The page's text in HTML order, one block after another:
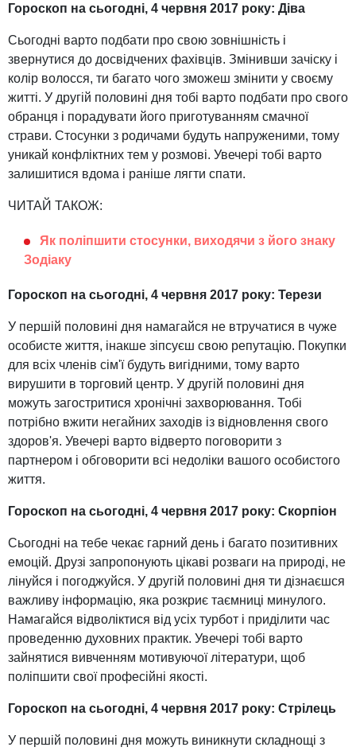
Гороскоп на сьогодні, 4 червня 2017 року: Діва
Сьогодні варто подбати про свою зовнішність і
звернутися до досвідчених фахівців. Змінивши зачіску і
колір волосся, ти багато чого зможеш змінити у своєму
житті. У другій половині дня тобі варто подбати про свого
обранця і порадувати його приготуванням смачної
страви. Стосунки з родичами будуть напруженими, тому
уникай конфліктних тем у розмові. Увечері тобі варто
залишитися вдома і раніше лягти спати.
ЧИТАЙ ТАКОЖ:
Як поліпшити стосунки, виходячи з його знаку
Зодіаку
Гороскоп на сьогодні, 4 червня 2017 року: Терези
У першій половині дня намагайся не втручатися в чуже
особисте життя, інакше зіпсуєш свою репутацію. Покупки
для всіх членів сім'ї будуть вигідними, тому варто
вирушити в торговий центр. У другій половині дня
можуть загостритися хронічні захворювання. Тобі
потрібно вжити негайних заходів із відновлення свого
здоров'я. Увечері варто відверто поговорити з
партнером і обговорити всі недоліки вашого особистого
життя.
Гороскоп на сьогодні, 4 червня 2017 року: Скорпіон
Сьогодні на тебе чекає гарний день і багато позитивних
емоцій. Друзі запропонують цікаві розваги на природі, не
лінуйся і погоджуйся. У другій половині дня ти дізнаєшся
важливу інформацію, яка розкриє таємниці минулого.
Намагайся відволіктися від усіх турбот і приділити час
проведенню духовних практик. Увечері тобі варто
зайнятися вивченням мотивуючої літератури, щоб
поліпшити свої професійні якості.
Гороскоп на сьогодні, 4 червня 2017 року: Стрілець
У першій половині дня можуть виникнути складнощі з